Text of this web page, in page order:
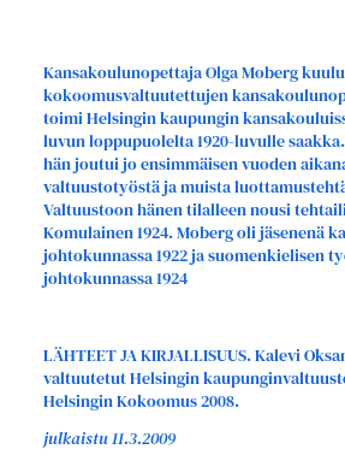
Kansakoulunopettaja Olga Moberg
kokoomusvaltuutettujen
toimi Helsingin kaupungin
luvun loppupuolelta 1920-luvulle
hän joutui jo ensimmäisen vuoden
valtuustotyöstä ja muista
Valtuustoon hänen tilalleen nousi
Komulainen 1924. Moberg oli jäsenenä
johtokunnassa 1922 ja suomenkielisen
johtokunnassa 1924
LÄHTEET JA KIRJALLISUUS. Kalevi
valtuutetut Helsingin
Helsingin Kokoomus 2008.
julkaistu 11.3.2009